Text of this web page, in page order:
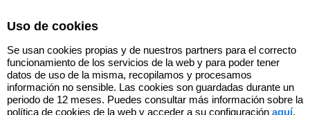
Volver
Uso de cookies
Se usan cookies propias y de nuestros partners para el correcto
funcionamiento de los servicios de la web y para poder tener
datos de uso de la misma, recopilamos y procesamos
información no sensible. Las cookies son guardadas durante un
periodo de 12 meses. Puedes consultar más información sobre la
política de cookies de la web y acceder a su configuración aquí.